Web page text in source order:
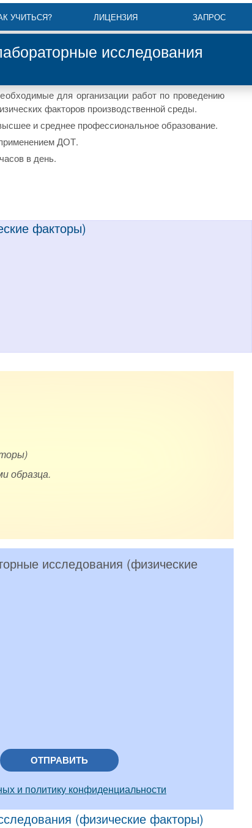
УЧИТЬСЯ? ЛИЦЕНЗИЯ ЗАПРОС
исследования
для организации работ по проведению
факторов производственной среды.
и среднее профессиональное образование.
ДОТ.
в день.
факторы)
образца.
исследования (физические
ОТПРАВИТЬ
и политику конфиденциальности
(физические факторы)